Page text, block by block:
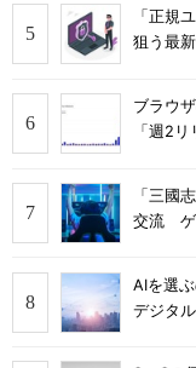
「正規
狙う最
ブラウ
「週2
「三國
交流 ゲ
AIを選
デジタ